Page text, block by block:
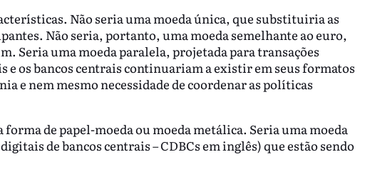
Não seria uma moeda única, que substituiria as
Não seria, portanto, uma moeda semelhante ao euro,
Seria uma moeda paralela, projetada para transações
e os bancos centrais continuariam a existir em seus formatos
e nem mesmo necessidade de coordenar as políticas
de papel-moeda ou moeda metálica. Seria uma moeda
de bancos centrais – CDBCs em inglês) que estão sendo